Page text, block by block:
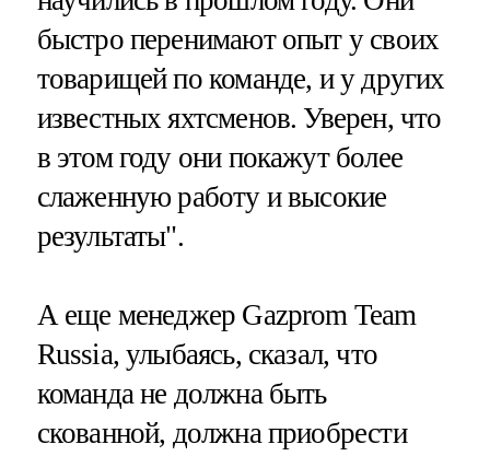
быстро перенимают опыт у своих
товарищей по команде, и у других
известных яхтсменов. Уверен, что
в этом году они покажут более
слаженную работу и высокие
результаты".
А еще менеджер Gazprom Team
Russia, улыбаясь, сказал, что
команда не должна быть
скованной, должна приобрести